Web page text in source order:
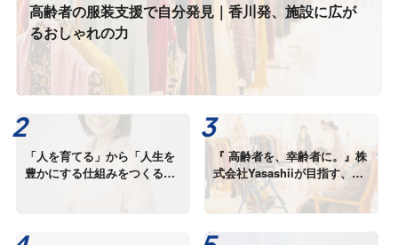
高齢者の服装支援で自分発見｜香川発、施設に広が
るおしゃれの力
「人を育てる」から「人生を
豊かにする仕組みをつくる」
『 高齢者を、幸齢者に。』株
式会社Yasashiiが目指す、新
しい高齢者支援